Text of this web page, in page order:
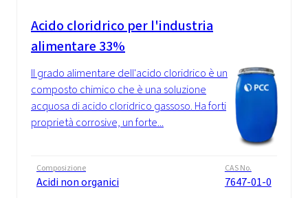
Acido cloridrico per l'industria
alimentare 33%
Il grado alimentare dell'acido cloridrico è un
composto chimico che è una soluzione
acquosa di acido cloridrico gassoso. Ha forti
proprietà corrosive, un forte...
Composizione
Acidi non organici
CAS No.
7647-01-0